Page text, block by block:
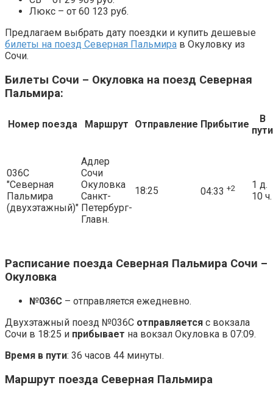
Люкс – от 60 123 руб.
Предлагаем выбрать дату поездки и купить дешевые
билеты на поезд Северная Пальмира в Окуловку из
Сочи.
Билеты Сочи – Окуловка на поезд Северная
Пальмира:
Номер поезда Маршрут Отправление Прибытие
В
пути
036С
"Северная
Пальмира
(двухэтажный)"
Адлер
Сочи
Окуловка
Санкт-
Петербург-
Главн.
18:25 04:33 +2
1 д.
10 ч.
Расписание поезда Северная Пальмира Сочи –
Окуловка
№036С – отправляется ежедневно.
Двухэтажный поезд №036С отправляется с вокзала
Сочи в 18:25 и прибывает на вокзал Окуловка в 07:09.
Время в пути: 36 часов 44 минуты.
Маршрут поезда Северная Пальмира